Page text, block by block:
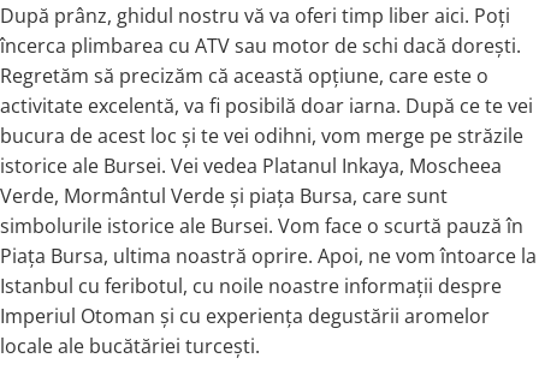
După prânz, ghidul nostru vă va oferi timp liber aici. Poți
încerca plimbarea cu ATV sau motor de schi dacă dorești.
Regretăm să precizăm că această opțiune, care este o
activitate excelentă, va fi posibilă doar iarna. După ce te vei
bucura de acest loc și te vei odihni, vom merge pe străzile
istorice ale Bursei. Vei vedea Platanul Inkaya, Moscheea
Verde, Mormântul Verde și piața Bursa, care sunt
simbolurile istorice ale Bursei. Vom face o scurtă pauză în
Piața Bursa, ultima noastră oprire. Apoi, ne vom întoarce la
Istanbul cu feribotul, cu noile noastre informații despre
Imperiul Otoman și cu experiența degustării aromelor
locale ale bucătăriei turcești.